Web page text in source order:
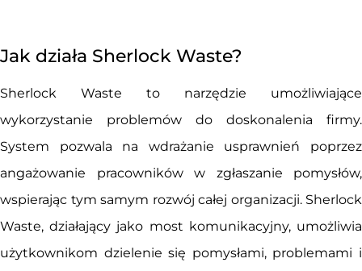
Jak działa Sherlock Waste?
Sherlock Waste to narzędzie umożliwiające
wykorzystanie problemów do doskonalenia firmy.
System pozwala na wdrażanie usprawnień poprzez
angażowanie pracowników w zgłaszanie pomysłów,
wspierając tym samym rozwój całej organizacji. Sherlock
Waste, działający jako most komunikacyjny, umożliwia
użytkownikom dzielenie się pomysłami, problemami i